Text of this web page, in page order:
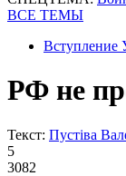
ВСЕ ТЕМЫ
Вступление
РФ не
Текст: Пустіва
5
3082